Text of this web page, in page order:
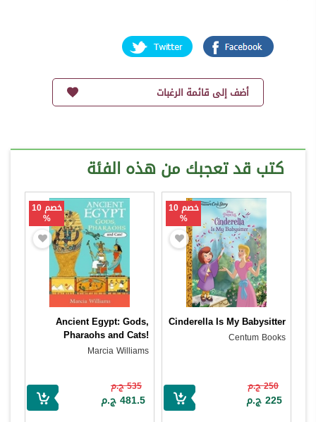
أضف إلى قائمة الرغبات
كتب قد تعجبك من هذه الفئة
خصم 10
%
Cinderella Is My Babysitter
Centum Books
250 ج.م
225 ج.م
خصم 10
%
Ancient Egypt: Gods,
Pharaohs and Cats!
Marcia Williams
535 ج.م
481.5 ج.م